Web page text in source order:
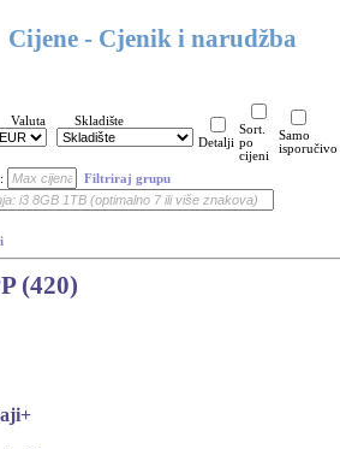
Cijene - Cjenik i narudžba
Valuta
Skladište
Detalji
Sort.
po
cijeni
Samo
isporučivo
Filtriraj grupu
(420)
+